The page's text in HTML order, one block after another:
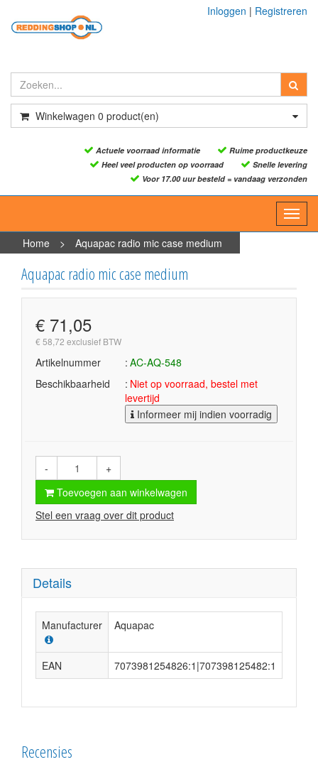
Inloggen | Registreren
Winkelwagen 0 product(en)
Actuele voorraad informatie
Ruime productkeuze
Heel veel producten op voorraad
Snelle levering
Voor 17.00 uur besteld = vandaag verzonden
Home
> Aquapac radio mic case medium
Aquapac radio mic case medium
€ 71,05
€ 58,72 exclusief BTW
Artikelnummer
AC-AQ-548
Beschikbaarheid
Niet op voorraad, bestel met
levertijd
Informeer mij indien voorradig
-
+
Toevoegen aan winkelwagen
Stel een vraag over dit product
Details
Manufacturer Aquapac
EAN 7073981254826:1|707398125482:1
Recensies